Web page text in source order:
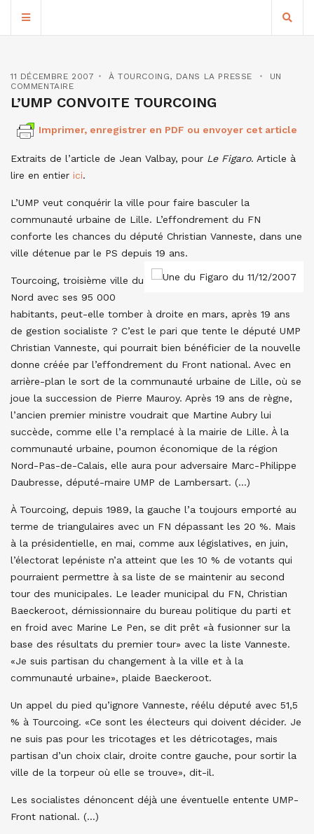
11 DÉCEMBRE 2007 À TOURCOING, DANS LA PRESSE
UN
COMMENTAIRE
L’UMP CONVOITE TOURCOING
Imprimer, enregistrer en PDF ou envoyer cet article
Extraits de l’article de Jean Valbay, pour Le Figaro. Article à
lire en entier ici.
L’UMP veut conquérir la ville pour faire basculer la
communauté urbaine de Lille. L’effondrement du FN
conforte les chances du député Christian Vanneste, dans une
ville détenue par le PS depuis 19 ans.
Tourcoing, troisième ville du
Nord avec ses 95 000
habitants, peut-elle tomber à droite en mars, après 19 ans
de gestion socialiste ? C’est le pari que tente le député UMP
Christian Vanneste, qui pourrait bien bénéficier de la nouvelle
donne créée par l’effondrement du Front national. Avec en
arrière-plan le sort de la communauté urbaine de Lille, où se
joue la succession de Pierre Mauroy. Après 19 ans de règne,
l’ancien premier ministre voudrait que Martine Aubry lui
succède, comme elle l’a remplacé à la mairie de Lille. À la
communauté urbaine, poumon économique de la région
Nord-Pas-de-Calais, elle aura pour adversaire Marc-Philippe
Daubresse, député-maire UMP de Lambersart. (…)
À Tourcoing, depuis 1989, la gauche l’a toujours emporté au
terme de triangulaires avec un FN dépassant les 20 %. Mais
à la présidentielle, en mai, comme aux législatives, en juin,
l’électorat lepéniste n’a atteint que les 10 % de votants qui
pourraient permettre à sa liste de se maintenir au second
tour des municipales. Le leader municipal du FN, Christian
Baeckeroot, dé­missionnaire du bureau politique du parti et
en froid avec Marine Le Pen, se dit prêt «à fusionner sur la
base des résultats du premier tour» avec la liste Vanneste.
«Je suis partisan du changement à la ville et à la
communauté urbaine», plaide Baeckeroot.
Un appel du pied qu’ignore Vanneste, réélu député avec 51,5
% à Tourcoing. «Ce sont les électeurs qui doivent décider. Je
ne suis pas pour les tricotages et les détricotages, mais
partisan d’un choix clair, droite contre gauche, pour sortir la
ville de la torpeur où elle se trouve», dit-il.
Les socialistes dénoncent déjà une éventuelle entente UMP-
Front national. (…)